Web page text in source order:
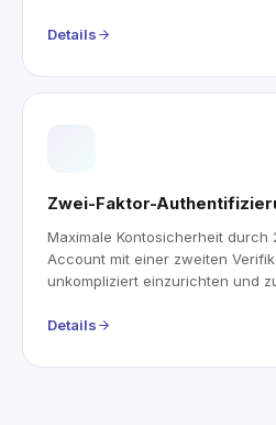
Details
Zwei-Faktor-
Maximale Kontosicherheit durch
Account mit einer zweiten
unkompliziert einzurichten und
Details